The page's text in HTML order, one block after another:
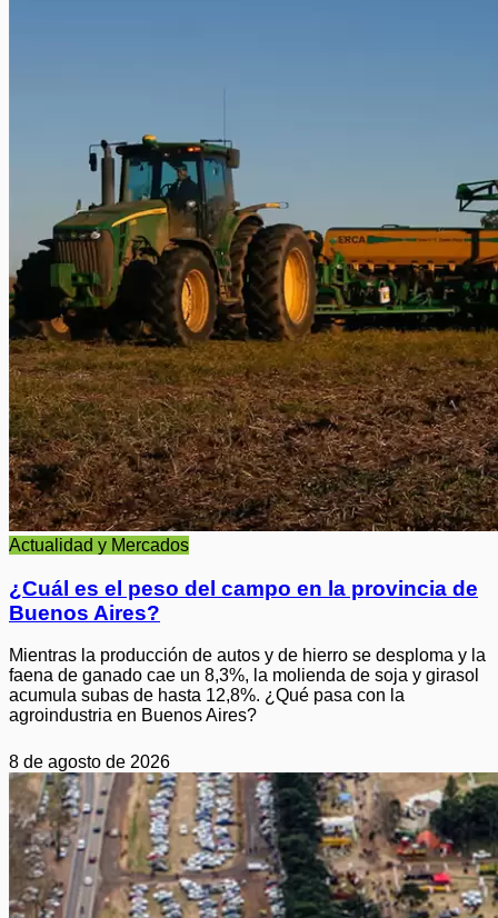
Actualidad y Mercados
¿Cuál es el peso del campo en la provincia de
Buenos Aires?
Mientras la producción de autos y de hierro se desploma y la
faena de ganado cae un 8,3%, la molienda de soja y girasol
acumula subas de hasta 12,8%. ¿Qué pasa con la
agroindustria en Buenos Aires?
8 de agosto de 2026